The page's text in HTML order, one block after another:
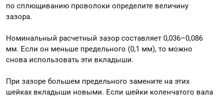
по сплющиванию проволоки определите величину
зазора.
Номинальный расчетный зазор составляет 0,036–0,086
мм. Если он меньше предельного (0,1 мм), то можно
снова использовать эти вкладыши.
При зазоре большем предельного замените на этих
шейках вкладыши новыми. Если шейки коленчатого вала